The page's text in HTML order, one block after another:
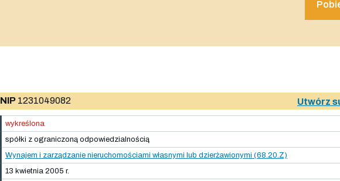
NIP 1231049082 Utwórz
wykreślona
spółki z ograniczoną odpowiedzialnością
Wynajem i zarządzanie nieruchomościami własnymi lub dzierżawionymi (68.20.Z)
13 kwietnia 2005 r.